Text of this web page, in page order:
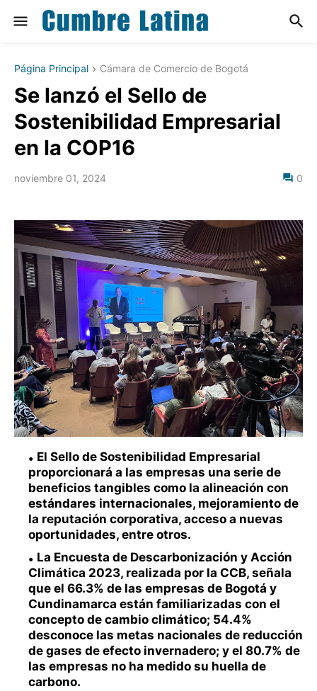
Página Principal Cámara de Comercio de Bogotá
Se lanzó el Sello de
Sostenibilidad Empresarial
en la COP16
noviembre 01, 2024 0
El Sello de Sostenibilidad Empresarial
proporcionará a las empresas una serie de
beneficios tangibles como la alineación con
estándares internacionales, mejoramiento de
la reputación corporativa, acceso a nuevas
oportunidades, entre otros.
La Encuesta de Descarbonización y Acción
Climática 2023, realizada por la CCB, señala
que el 66.3% de las empresas de Bogotá y
Cundinamarca están familiarizadas con el
concepto de cambio climático; 54.4%
desconoce las metas nacionales de reducción
de gases de efecto invernadero; y el 80.7% de
las empresas no ha medido su huella de
carbono.